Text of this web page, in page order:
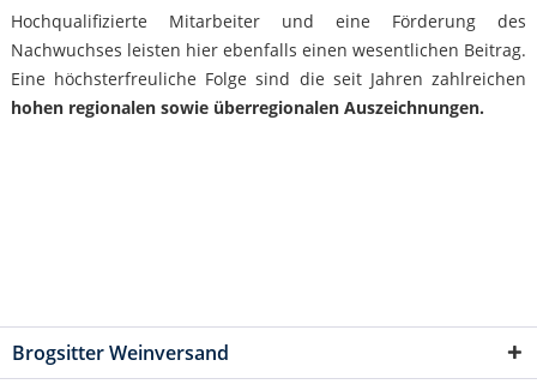
Hochqualifizierte Mitarbeiter und eine Förderung des
Nachwuchses leisten hier ebenfalls einen wesentlichen Beitrag.
Eine höchsterfreuliche Folge sind die seit Jahren zahlreichen
hohen regionalen sowie überregionalen Auszeichnungen.
Brogsitter Weinversand